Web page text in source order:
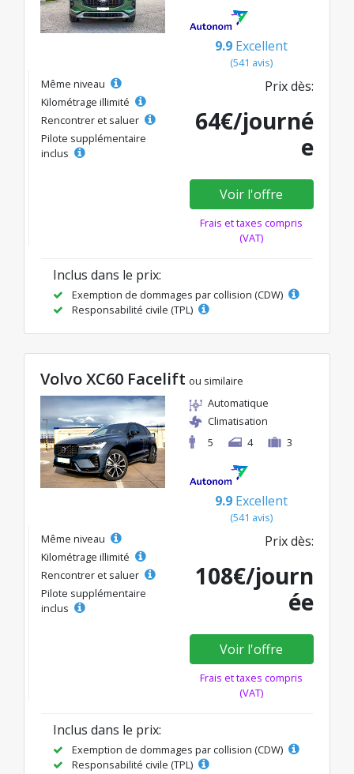
9.9 Excellent
(541 avis)
Même niveau
Kilométrage illimité
Rencontrer et saluer
Pilote supplémentaire
inclus
Prix dès:
64€/journé
e
Voir l'offre
Frais et taxes compris
(VAT)
Inclus dans le prix:
Exemption de dommages par collision (CDW)
Responsabilité civile (TPL)
Volvo XC60 Facelift ou similaire
Automatique
Climatisation
5
4 3
9.9 Excellent
(541 avis)
Même niveau
Kilométrage illimité
Rencontrer et saluer
Pilote supplémentaire
inclus
Prix dès:
108€/journ
ée
Voir l'offre
Frais et taxes compris
(VAT)
Inclus dans le prix:
Exemption de dommages par collision (CDW)
Responsabilité civile (TPL)